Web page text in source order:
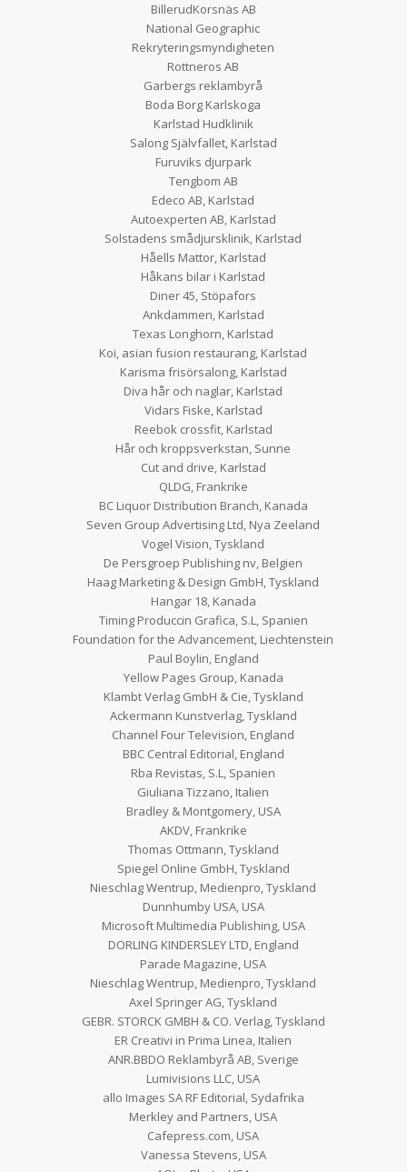
BillerudKorsnäs AB
National Geographic
Rekryteringsmyndigheten
Rottneros AB
Garbergs reklambyrå
Boda Borg Karlskoga
Karlstad Hudklinik
Salong Självfallet, Karlstad
Furuviks djurpark
Tengbom AB
Edeco AB, Karlstad
Autoexperten AB, Karlstad
Solstadens smådjursklinik, Karlstad
Håells Mattor, Karlstad
Håkans bilar i Karlstad
Diner 45, Stöpafors
Ankdammen, Karlstad
Texas Longhorn, Karlstad
Koi, asian fusion restaurang, Karlstad
Karisma frisörsalong, Karlstad
Diva hår och naglar, Karlstad
Vidars Fiske, Karlstad
Reebok crossfit, Karlstad
Hår och kroppsverkstan, Sunne
Cut and drive, Karlstad
QLDG, Frankrike
BC Liquor Distribution Branch, Kanada
Seven Group Advertising Ltd, Nya Zeeland
Vogel Vision, Tyskland
De Persgroep Publishing nv, Belgien
Haag Marketing & Design GmbH, Tyskland
Hangar 18, Kanada
Timing Produccin Grafica, S.L, Spanien
Foundation for the Advancement, Liechtenstein
Paul Boylin, England
Yellow Pages Group, Kanada
Klambt Verlag GmbH & Cie, Tyskland
Ackermann Kunstverlag, Tyskland
Channel Four Television, England
BBC Central Editorial, England
Rba Revistas, S.L, Spanien
Giuliana Tizzano, Italien
Bradley & Montgomery, USA
AKDV, Frankrike
Thomas Ottmann, Tyskland
Spiegel Online GmbH, Tyskland
Nieschlag Wentrup, Medienpro, Tyskland
Dunnhumby USA, USA
Microsoft Multimedia Publishing, USA
DORLING KINDERSLEY LTD, England
Parade Magazine, USA
Nieschlag Wentrup, Medienpro, Tyskland
Axel Springer AG, Tyskland
GEBR. STORCK GMBH & CO. Verlag, Tyskland
ER Creativi in Prima Linea, Italien
ANR.BBDO Reklambyrå AB, Sverige
Lumivisions LLC, USA
allo Images SA RF Editorial, Sydafrika
Merkley and Partners, USA
Cafepress.com, USA
Vanessa Stevens, USA